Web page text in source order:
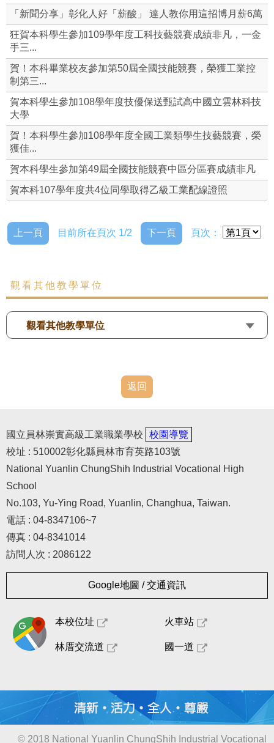
「新聞分享」彰化人好「薪酸」 達人教你用這招博月薪6萬
狂賀本科學生參加109學年度工科技藝競賽成績非凡，一金
手三...
賀！本科畢業校友參加第50屆全國技能競賽，榮獲工業控
制第三...
賀本科學生參加108學年度技優保送甄試高中國立雲林科技
大學
賀！本科學生參加108學年度全國工業類學生技藝競賽，榮
獲佳...
賀本科學生參加第49屆全國技能競賽中區分區賽成績非凡
賀本科107學年度共4位同學取得乙級工業配線證照
上一頁 目前所在頁次 1/2 下一頁 頁次：
觀看其他教學單位
觀看其他教學單位
返回
國立員林崇實高級工業職業學校
校園導覽
校址 : 510002彰化縣員林市育英路103號
National Yuanlin ChungShih Industrial Vocational High
School
No.103, Yu-Ying Road, Yuanlin, Changhua, Taiwan.
電話 : 04-8347106~7
傳真 : 04-8341014
訪問人次 : 2086122
Google地圖 / 交通資訊
本校位址 火車站
林厝交流道 國一道
© 2018 National Yuanlin ChungShih Industrial Vocational